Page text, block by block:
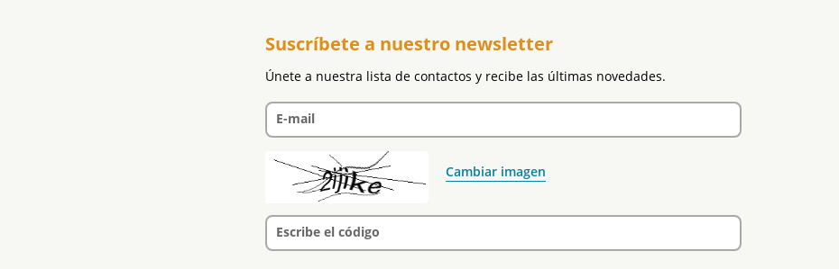
Suscríbete a nuestro newsletter
Únete a nuestra lista de contactos y recibe las últimas novedades.
E-mail
Cambiar imagen
Escribe el código